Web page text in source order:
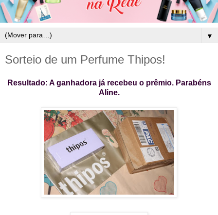
▼
Sorteio de um Perfume Thipos!
Resultado: A ganhadora já recebeu o prêmio. Parabéns
Aline.